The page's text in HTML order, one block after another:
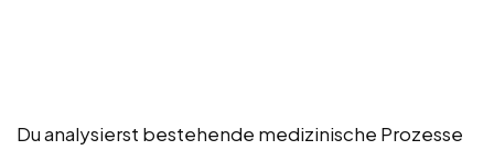
Du analysierst bestehende medizinische Prozesse